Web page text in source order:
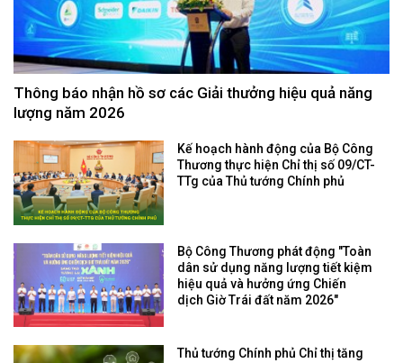
Thông báo nhận hồ sơ các Giải thưởng hiệu quả năng
lượng năm 2026
Kế hoạch hành động của Bộ Công
Thương thực hiện Chỉ thị số 09/CT-
TTg của Thủ tướng Chính phủ
Bộ Công Thương phát động "Toàn
dân sử dụng năng lượng tiết kiệm
hiệu quả và hưởng ứng Chiến
dịch Giờ Trái đất năm 2026"
Thủ tướng Chính phủ Chỉ thị tăng